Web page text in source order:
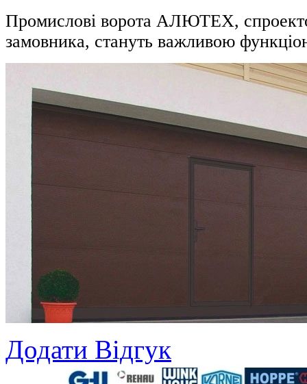
Промислові ворота АЛЮТЕХ,
замовника, стануть важливою
Додати Відгук